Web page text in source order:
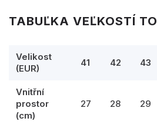
TABUĽKA VEĽKOSTÍ
Velikost
(EUR)
41 42 43
Vnitřní
prostor
(cm)
27 28 29